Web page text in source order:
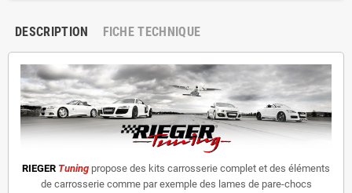
DESCRIPTION FICHE TECHNIQUE
RIEGER Tuning propose des kits carrosserie complet et des éléments
de carrosserie comme par exemple des lames de pare-chocs